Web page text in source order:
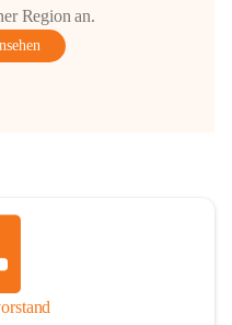
Region an.